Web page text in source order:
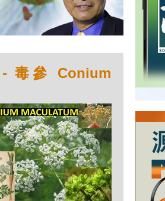
毒參 Conium